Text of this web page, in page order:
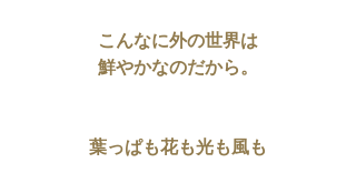
こんなに外の世界は
鮮やかなのだから。
葉っぱも花も光も風も